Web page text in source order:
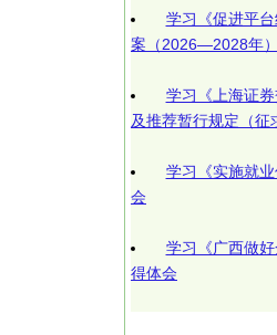
学习《促进平
案（2026—2028年
学习《上海证
及推荐暂行规定（征
学习《实施就
会
学习《广西做
得体会